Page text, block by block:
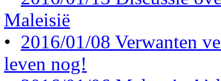
Maleisië
• 2016/01/08 Verwanten
leven nog!